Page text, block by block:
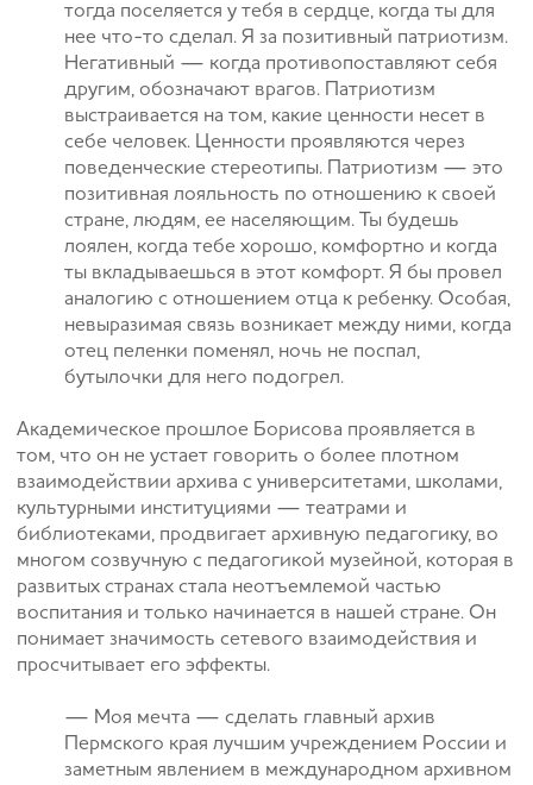
тогда поселяется у тебя в сердце, когда ты для
нее что-то сделал. Я за позитивный патриотизм.
Негативный — когда противопоставляют себя
другим, обозначают врагов. Патриотизм
выстраивается на том, какие ценности несет в
себе человек. Ценности проявляются через
поведенческие стереотипы. Патриотизм — это
позитивная лояльность по отношению к своей
стране, людям, ее населяющим. Ты будешь
лоялен, когда тебе хорошо, комфортно и когда
ты вкладываешься в этот комфорт. Я бы провел
аналогию с отношением отца к ребенку. Особая,
невыразимая связь возникает между ними, когда
отец пеленки поменял, ночь не поспал,
бутылочки для него подогрел.
Академическое прошлое Борисова проявляется в
том, что он не устает говорить о более плотном
взаимодействии архива с университетами, школами,
культурными институциями — театрами и
библиотеками, продвигает архивную педагогику, во
многом созвучную с педагогикой музейной, которая в
развитых странах стала неотъемлемой частью
воспитания и только начинается в нашей стране. Он
понимает значимость сетевого взаимодействия и
просчитывает его эффекты.
— Моя мечта — сделать главный архив
Пермского края лучшим учреждением России и
заметным явлением в международном архивном